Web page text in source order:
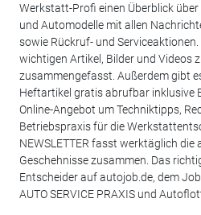
Werkstatt-Profi einen Überblick
und Automodelle mit allen
sowie Rückruf- und
wichtigen Artikel, Bilder und Videos
zusammengefasst. Außerdem gibt
Heftartikel gratis abrufbar inklusive
Online-Angebot um Techniktipps,
Betriebspraxis für die
NEWSLETTER fasst werktäglich die
Geschehnisse zusammen. Das
Entscheider auf autojob.de, dem
AUTO SERVICE PRAXIS und